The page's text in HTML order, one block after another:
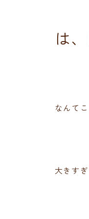
は
なんて
大きす